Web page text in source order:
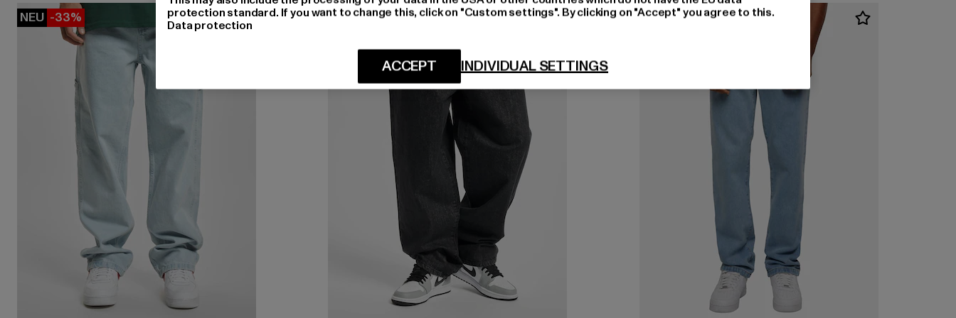
NEU -33% NEU -30% -40%
protection standard. If you want to change this, click on "Custom settings". By clicking on "Accept" you agree to this.
Data protection
INDIVIDUAL SETTINGS
ACCEPT